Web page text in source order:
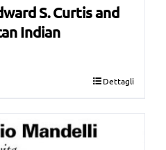
S. Curtis and
Indian
Dettagli